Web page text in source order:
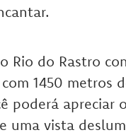
Rio do Rastro
1450 metros
poderá apreciar
uma vista